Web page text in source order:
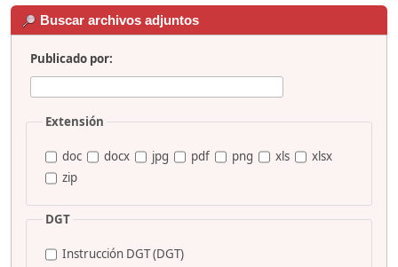
Buscar archivos adjuntos
Publicado por:
Extensión
doc docx jpg pdf png xls
xlsx
zip
DGT
Instrucción DGT (DGT)